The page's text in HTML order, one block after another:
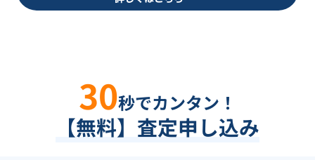
30秒でカンタン！
【無料】査定申し込み